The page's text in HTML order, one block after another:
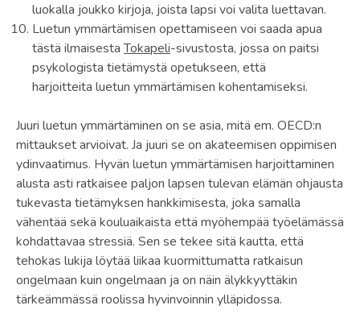
luokalla joukko kirjoja, joista lapsi voi valita luettavan.
Luetun ymmärtämisen opettamiseen voi saada apua
tästä ilmaisestaTokapeli-sivustosta, jossa on paitsi
psykologista tietämystä opetukseen, että
harjoitteita luetun ymmärtämisen kohentamiseksi.
Juuri luetun ymmärtäminen on se asia, mitä em. OECD:n
mittaukset arvioivat. Ja juuri se on akateemisen oppimisen
ydinvaatimus. Hyvän luetun ymmärtämisen harjoittaminen
alusta asti ratkaisee paljon lapsen tulevan elämän ohjausta
tukevasta tietämyksen hankkimisesta, joka samalla
vähentää sekä kouluaikaista että myöhempää työelämässä
kohdattavaa stressiä. Sen se tekee sitä kautta, että
tehokas lukija löytää liikaa kuormittumatta ratkaisun
ongelmaan kuin ongelmaan ja on näin älykkyyttäkin
tärkeämmässä roolissa hyvinvoinnin ylläpidossa.